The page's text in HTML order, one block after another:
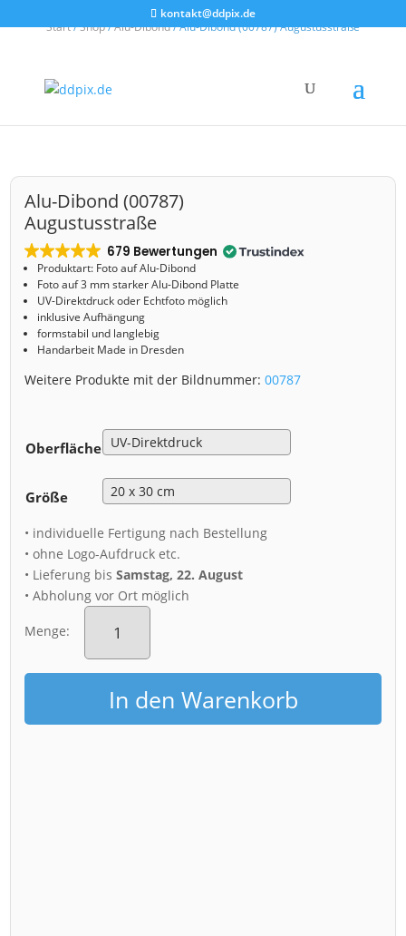
kontakt@ddpix.de
Start/Shop/Alu-Dibond/ Alu-Dibond (00787) Augustusstraße
Alu-Dibond (00787)
Augustusstraße
679 Bewertungen
Produktart: Foto auf Alu-Dibond
Foto auf 3 mm starker Alu-Dibond Platte
UV-Direktdruck oder Echtfoto möglich
inklusive Aufhängung
formstabil und langlebig
Handarbeit Made in Dresden
Weitere Produkte mit der Bildnummer:00787
Oberfläche
Größe
• individuelle Fertigung nach Bestellung
• ohne Logo-Aufdruck etc.
• Lieferung bisSamstag, 22. August
• Abholung vor Ort möglich
Menge:
Alu-
Dibond
Augustusstraße
Menge
In den Warenkorb